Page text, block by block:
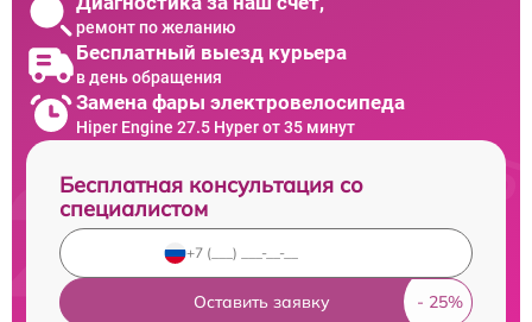
ремонт по желанию
Бесплатный выезд курьера
в день обращения
Замена фары электровелосипеда
Hiper Engine 27.5 Нyper от 35 минут
Бесплатная консультация со
специалистом
Оставить заявку